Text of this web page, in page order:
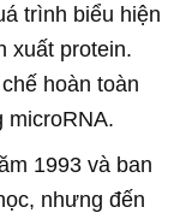
trình biểu hiện
xuất protein.
hoàn toàn
microRNA.
1993 và ban
nhưng đến